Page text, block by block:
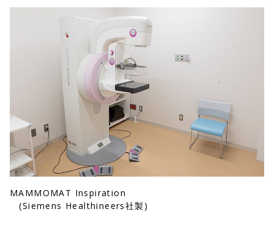
MAMMOMAT Inspiration
(Siemens Healthineers社製)